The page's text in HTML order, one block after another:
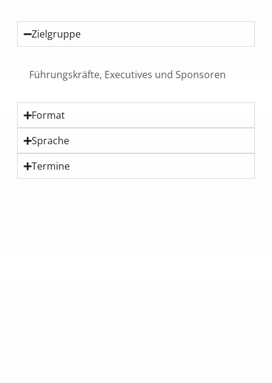
Zielgruppe
Führungskräfte, Executives und Sponsoren
Format
Sprache
Termine